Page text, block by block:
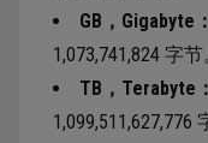
GB，Gigabyte：
1,073,741,824 字节
TB，Terabyte：
1,099,511,627,776